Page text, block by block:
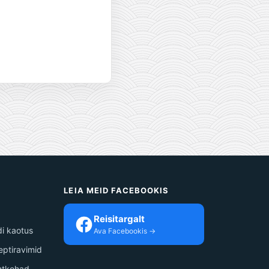
kaotus
LEIA MEID FACEBOOKIS
Reisitargalt
Ava Facebookis →